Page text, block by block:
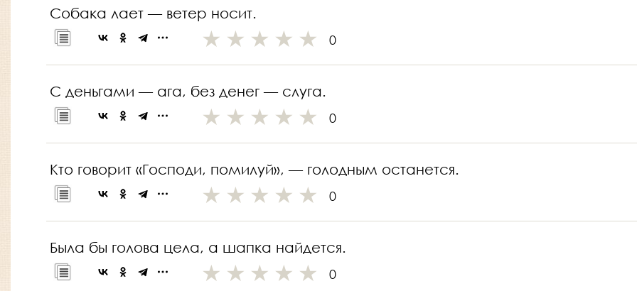
Собака лает — ветер носит.
0
С деньгами — ага, без денег — слуга.
0
Кто говорит «Господи, помилуй», — голодным останется.
0
Была бы голова цела, а шапка найдется.
0